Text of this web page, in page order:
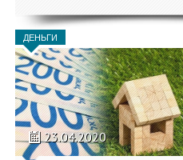
ДЕНЬГИ
23.04.2020